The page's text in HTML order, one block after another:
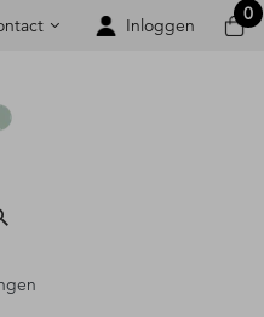
Inloggen
0